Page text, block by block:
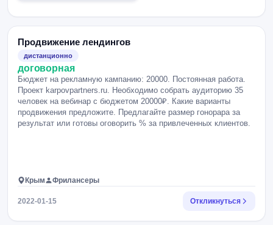
Продвижение лендингов
дистанционно
договорная
Бюджет на рекламную кампанию: 20000. Постоянная работа.
Проект karpovpartners.ru. Необходимо собрать аудиторию 35
человек на вебинар с бюджетом 20000₽. Какие варианты
продвижения предложите. Предлагайте размер гонорара за
результат или готовы оговорить % за привлеченных клиентов.
Крым Фрилансеры
2022-01-15 Откликнуться